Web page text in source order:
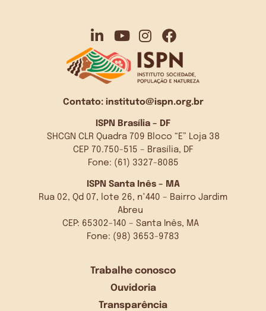
Contato: instituto@ispn.org.br
ISPN Brasília – DF
SHCGN CLR Quadra 709 Bloco “E” Loja 38
CEP 70.750-515 – Brasília, DF
Fone: (61) 3327-8085
ISPN Santa Inês – MA
Rua 02, Qd 07, lote 26, n°440 – Bairro Jardim
Abreu
CEP: 65302-140 – Santa Inês, MA
Fone: (98) 3653-9783
Trabalhe conosco
Ouvidoria
Transparência